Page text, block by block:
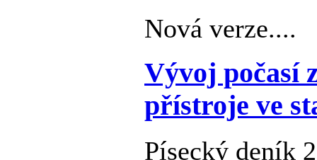
Nová verze....
Vývoj počasí
přístroje ve
Písecký deník